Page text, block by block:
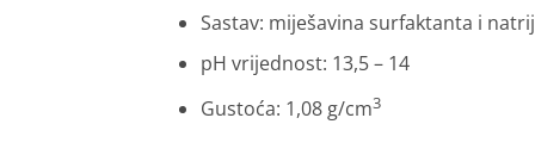
Sastav: miješavina surfaktanta i
pH vrijednost: 13,5 – 14
Gustoća: 1,08 g/cm3